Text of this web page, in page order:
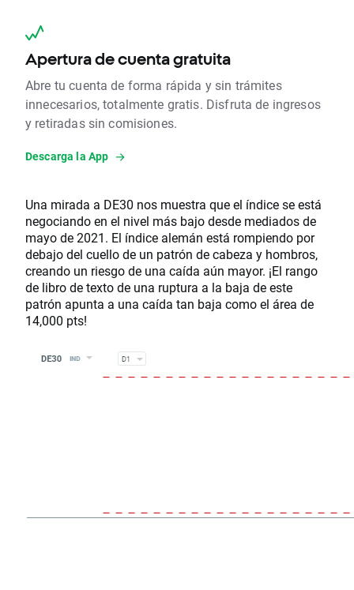
Apertura de cuenta gratuita
Abre tu cuenta de forma rápida y sin trámites
innecesarios, totalmente gratis. Disfruta de ingresos
y retiradas sin comisiones.
Descarga la App
Una mirada a DE30 nos muestra que el índice se está
negociando en el nivel más bajo desde mediados de
mayo de 2021. El índice alemán está rompiendo por
debajo del cuello de un patrón de cabeza y hombros,
creando un riesgo de una caída aún mayor. ¡El rango
de libro de texto de una ruptura a la baja de este
patrón apunta a una caída tan baja como el área de
14,000 pts!